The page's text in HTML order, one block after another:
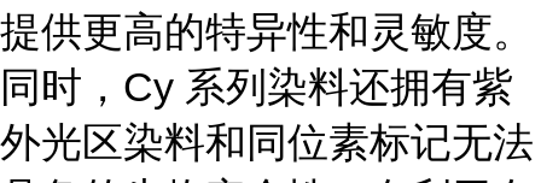
提供更高的特异性和灵敏度。
同时，Cy 系列染料还拥有紫
外光区染料和同位素标记无法